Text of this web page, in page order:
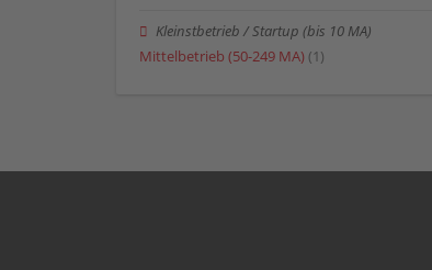
Kleinstbetrieb / Startup (bis 10 MA)
Mittelbetrieb (50-249 MA) (1)